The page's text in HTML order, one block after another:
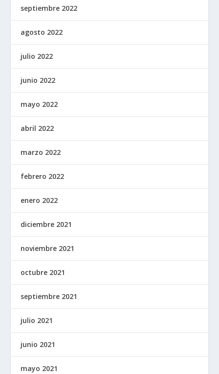
septiembre 2022
agosto 2022
julio 2022
junio 2022
mayo 2022
abril 2022
marzo 2022
febrero 2022
enero 2022
diciembre 2021
noviembre 2021
octubre 2021
septiembre 2021
julio 2021
junio 2021
mayo 2021